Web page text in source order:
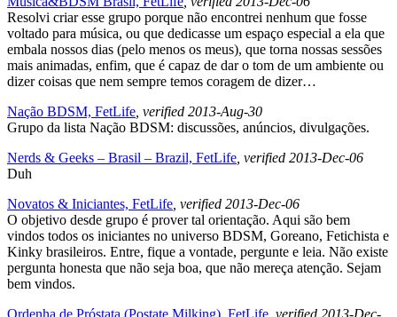
Resolvi criar esse grupo porque não encontrei nenhum que fosse
voltado para música, ou que dedicasse um espaço especial a ela que
embala nossos dias (pelo menos os meus), que torna nossas sessões
mais animadas, enfim, que é capaz de dar o tom de um ambiente ou
dizer coisas que nem sempre temos coragem de dizer…
Nação BDSM, FetLife , verified 2013-Aug-30
Grupo da lista Nação BDSM: discussões, anúncios, divulgações.
Nerds & Geeks – Brasil – Brazil, FetLife , verified 2013-Dec-06
Duh
Novatos & Iniciantes, FetLife , verified 2013-Dec-06
O objetivo desde grupo é prover tal orientação. Aqui são bem
vindos todos os iniciantes no universo BDSM, Goreano, Fetichista e
Kinky brasileiros. Entre, fique a vontade, pergunte e leia. Não existe
pergunta honesta que não seja boa, que não mereça atenção. Sejam
bem vindos.
Ordenha de Próstata (Postate Milking), FetLife , verified 2013-Dec-